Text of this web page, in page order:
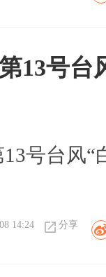
13号
号台风
14:24 分享